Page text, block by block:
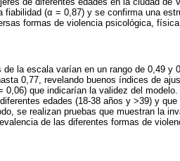
fiabilidad (α = 0,87) y se confirma una
formas de violencia psicológica, física
la escala varían en un rango de 0,49
0,77, revelando buenos índices de
que indicarían la validez del
edades (18-38 años y >39) y
se realizan pruebas que muestran la
de las diferentes formas de